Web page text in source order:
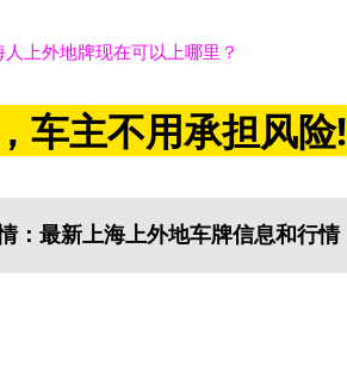
上外地牌现在可以上哪里？
车主不用承担风险!
情：最新上海上外地车牌信息和行情